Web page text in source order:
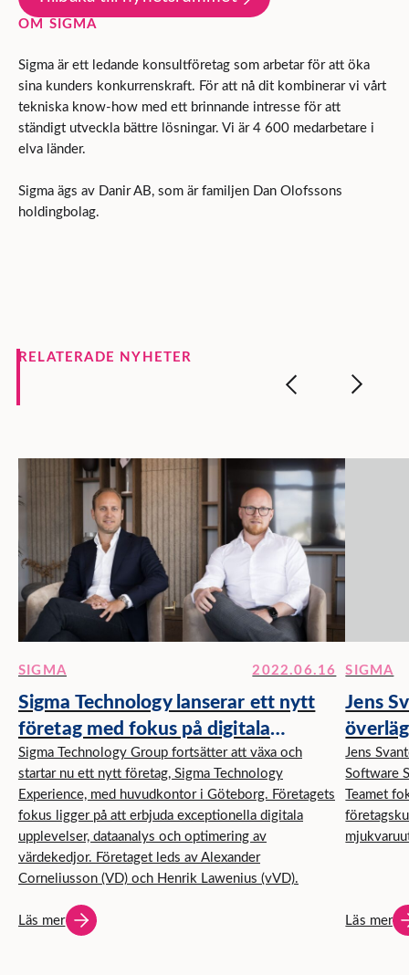
OM SIGMA
Sigma är ett ledande konsultföretag som arbetar för att öka
sina kunders konkurrenskraft. För att nå dit kombinerar vi vårt
tekniska know-how med ett brinnande intresse för att
ständigt utveckla bättre lösningar. Vi är 4 600 medarbetare i
elva länder.
Sigma ägs av Danir AB, som är familjen Dan Olofssons
holdingbolag.
RELATERADE NYHETER
SIGMA 2022.06.16
Sigma Technology lanserar ett nytt
företag med fokus på digitala
upplevelser och tillväxt
Sigma Technology Group fortsätter att växa och
startar nu ett nytt företag, Sigma Technology
Experience, med huvudkontor i Göteborg. Företagets
fokus ligger på att erbjuda exceptionella digitala
upplevelser, dataanalys och optimering av
värdekedjor. Företaget leds av Alexander
Corneliusson (VD) och Henrik Lawenius (vVD).
Läs mer
SIGMA
Jens
stora
Jens
Software
Teamet
Läs mer